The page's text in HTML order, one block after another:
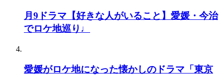
月9ドラマ【好きな人がいること】愛媛・今治
でロケ地巡り♩
愛媛がロケ地になった懐かしのドラマ「東京